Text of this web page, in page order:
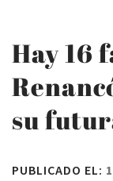
Hay 16
su
PUBLICADO EL: